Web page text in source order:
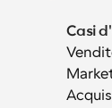
Casi